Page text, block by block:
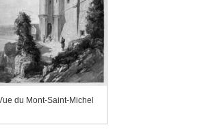
du Mont-Saint-Michel